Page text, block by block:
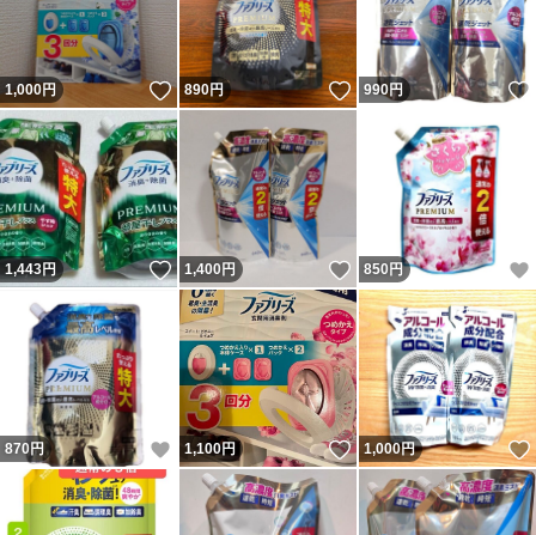
1,000円 いいね！
890円 いいね！
990円
1,443円 いいね！
1,400円 いいね！
850 円
870円 いいね！
1,100円 いいね！
1,000円